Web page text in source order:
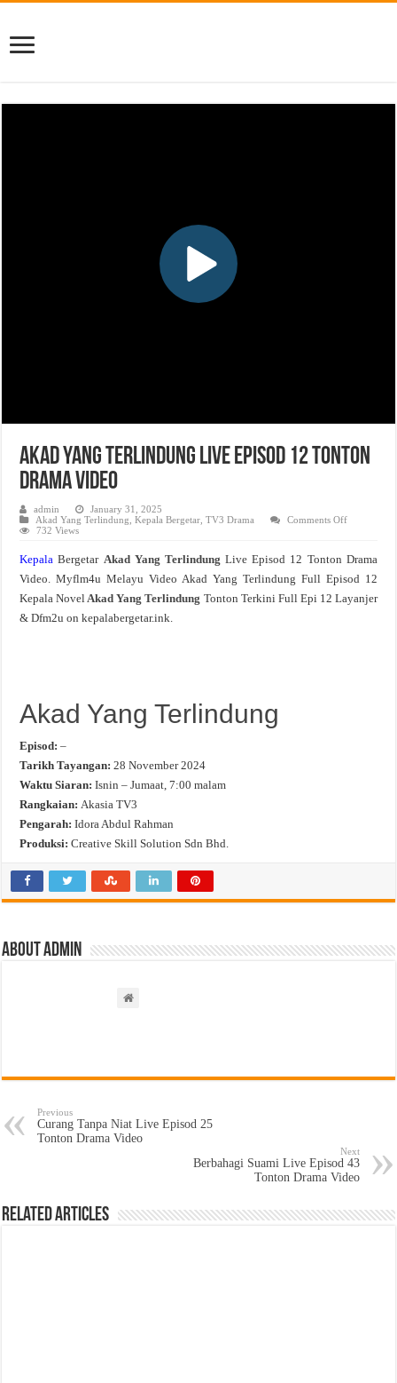
Akad Yang Terlindung Live Episod 12 Tonton
Drama Video
admin
January 31, 2025
Akad Yang Terlindung ,Kepala Bergetar ,TV3 Drama Comments Offon
Live
12
Tonton
Drama
732 Views
Kepala Bergetar Akad Yang TerlindungLive Episod 12 Tonton Drama
Video. Myflm4u Melayu Video Akad Yang Terlindung Full Episod 12
Kepala NovelAkad Yang Terlindung Tonton Terkini Full Epi 12 Layanjer
& Dfm2u on kepalabergetar.ink.
Akad Yang Terlindung
Episod: –
Tarikh Tayangan: 28 November 2024
Waktu Siaran: Isnin – Jumaat, 7:00 malam
Rangkaian: Akasia TV3
Pengarah: Idora Abdul Rahman
Produksi: Creative Skill Solution Sdn Bhd.
About admin
Previous
Curang Tanpa Niat Live Episod 25
Tonton Drama Video
Next
Berbahagi Suami Live Episod 43
Tonton Drama Video
Related Articles